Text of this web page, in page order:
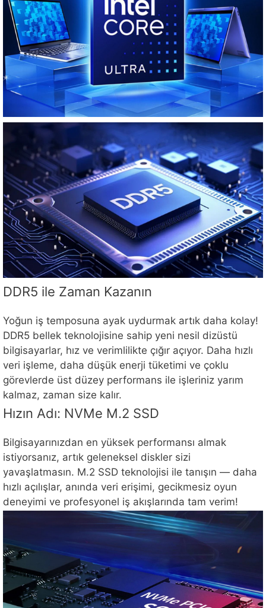
DDR5 ile Zaman Kazanın
Yoğun iş temposuna ayak uydurmak artık daha kolay!
DDR5 bellek teknolojisine sahip yeni nesil dizüstü
bilgisayarlar, hız ve verimlilikte çığır açıyor. Daha hızlı
veri işleme, daha düşük enerji tüketimi ve çoklu
görevlerde üst düzey performans ile işleriniz yarım
kalmaz, zaman size kalır.
Hızın Adı: NVMe M.2 SSD
Bilgisayarınızdan en yüksek performansı almak
istiyorsanız, artık geleneksel diskler sizi
yavaşlatmasın. M.2 SSD teknolojisi ile tanışın — daha
hızlı açılışlar, anında veri erişimi, gecikmesiz oyun
deneyimi ve profesyonel iş akışlarında tam verim!